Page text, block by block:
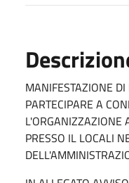
MANIFESTAZIONE
PARTECIPARE A
L'ORGANIZZAZIONE
PRESSO IL LOCALI